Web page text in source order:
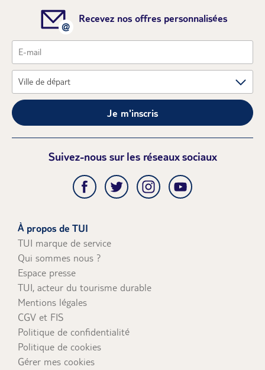
Recevez nos offres personnalisées
Je m'inscris
Suivez-nous sur les réseaux sociaux
À propos de TUI
TUI marque de service
Qui sommes nous ?
Espace presse
TUI, acteur du tourisme durable
Mentions légales
CGV et FIS
Politique de confidentialité
Politique de cookies
Gérer mes cookies